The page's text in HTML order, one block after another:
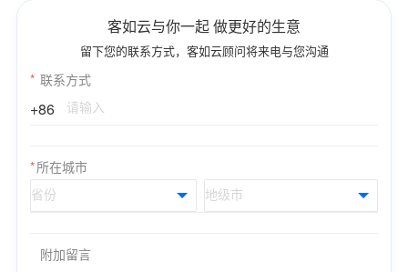
客如云与你一起 做更好的生意
留下您的联系方式，客如云顾问将来电与您沟通
* 联系方式
+86
*所在城市
附加留言